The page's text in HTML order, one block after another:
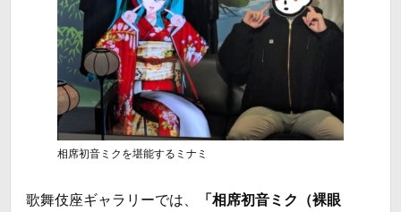
相席初音ミクを堪能するミナミ
歌舞伎座ギャラリーでは、
「相席初音ミク（裸眼